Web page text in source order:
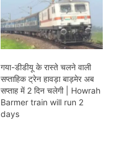
गया-डीडीयू के रास्ते चलने वाली
सप्ताहिक ट्रेन हावड़ा बाड़मेर अब
सप्ताह में 2 दिन चलेगी | Howrah
Barmer train will run 2
days